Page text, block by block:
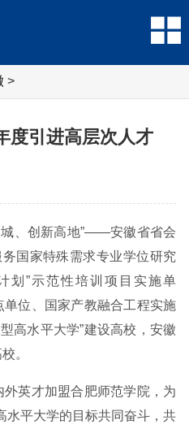
>
度引进高层次人才
城、创新高地”——安徽省省会
国家特殊需求专业学位研究
划”示范性培训项目实施单
单位、国家产教融合工程实施
高水平大学”建设高校，安徽
。
外英才加盟合肥师范学院，为
水平大学的目标共同奋斗，共